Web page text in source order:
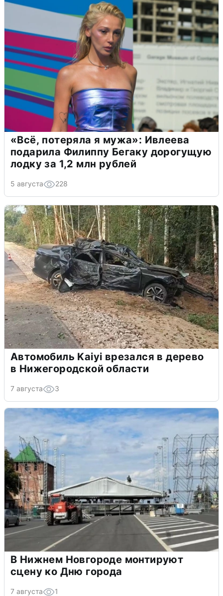
«Всё, потеряла я мужа»: Ивлеева
подарила Филиппу Бегаку дорогущую
лодку за 1,2 млн рублей
5 августа 228
Автомобиль Kaiyi врезался в дерево
в Нижегородской области
7 августа 3
В Нижнем Новгороде монтируют
сцену ко Дню города
7 августа 1